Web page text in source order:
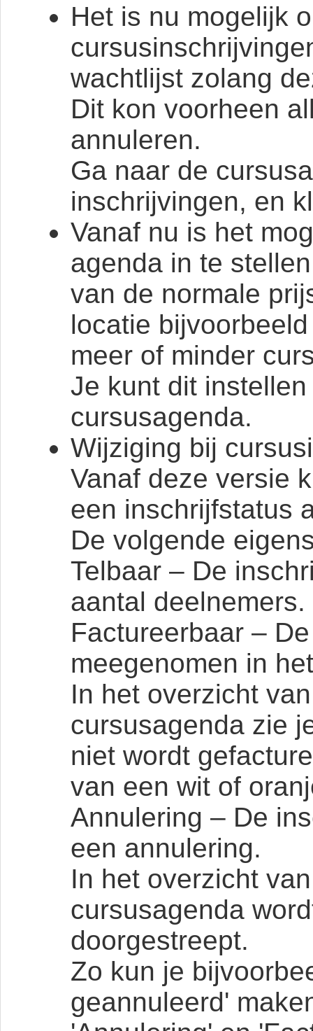
Het is nu mogelijk
wachtlijst zolang
Dit kon voorheen
annuleren.
Ga naar de
inschrijvingen, en
Vanaf nu is het
agenda in te
van de normale
locatie
meer of minder
Je kunt dit
cursusagenda.
Wijziging bij
Vanaf deze versie
een inschrijfstatus
De volgende
Telbaar – De
aantal deelnemers.
Factureerbaar –
meegenomen in
In het overzicht
cursusagenda zie
niet wordt
van een wit of
Annulering – De
een annulering.
In het overzicht
cursusagenda
doorgestreept.
Zo kun je
geannuleerd'